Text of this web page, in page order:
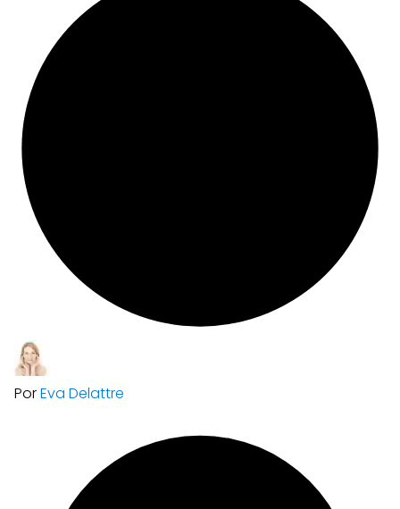
PorEva Delattre